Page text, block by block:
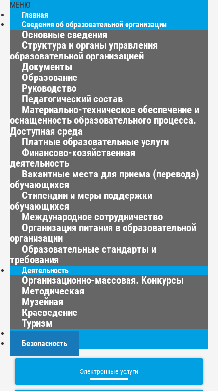
МЕНЮ
Главная
Сведения об образовательной организации
Основные сведения
Структура и органы управления
образовательной организацией
Документы
Образование
Руководство
Педагогический состав
Материально-техническое обеспечение и
оснащенность образовательного процесса.
Доступная среда
Платные образовательные услуги
Финансово-хозяйственная
деятельность
Вакантные места для приема (перевода)
обучающихся
Стипендии и меры поддержки
обучающихся
Международное сотрудничество
Организация питания в образовательной
организации
Образовательные стандарты и
требования
Деятельность
Организационно-массовая. Конкурсы
Методическая
Музейная
Краеведение
Туризм
Приём в ЦДО
Безопасность
Электронные услуги